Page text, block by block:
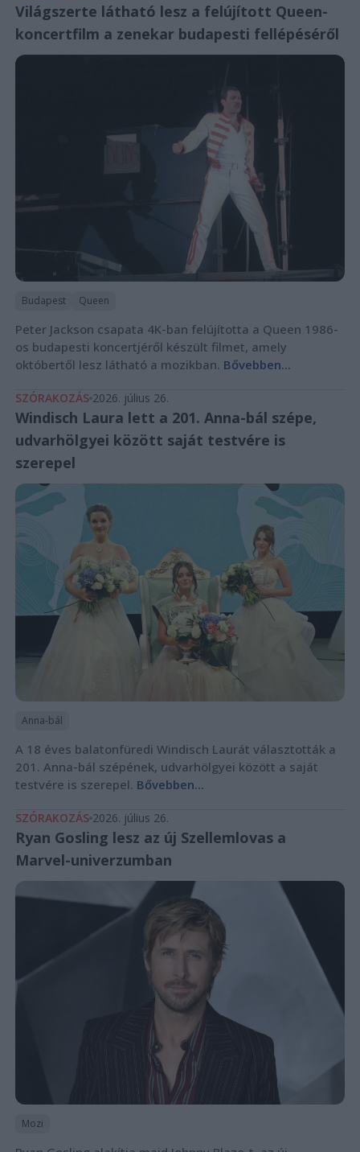
Világszerte látható lesz a felújított Queen-
koncertfilm a zenekar budapesti fellépéséről
Budapest Queen
Peter Jackson csapata 4K-ban felújította a Queen 1986-
os budapesti koncertjéről készült filmet, amely
októbertől lesz látható a mozikban. Bővebben...
SZÓRAKOZÁS 2026. július 26.
Windisch Laura lett a 201. Anna-bál szépe,
udvarhölgyei között saját testvére is
szerepel
Anna-bál
A 18 éves balatonfüredi Windisch Laurát választották a
201. Anna-bál szépének, udvarhölgyei között a saját
testvére is szerepel. Bővebben...
SZÓRAKOZÁS 2026. július 26.
Ryan Gosling lesz az új Szellemlovas a
Marvel-univerzumban
Mozi